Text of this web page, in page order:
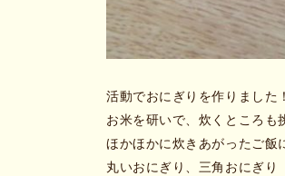
活動でおにぎりを作りました！
お米を研いで、炊くところも
ほかほかに炊きあがったご飯
丸いおにぎり、三角おにぎり